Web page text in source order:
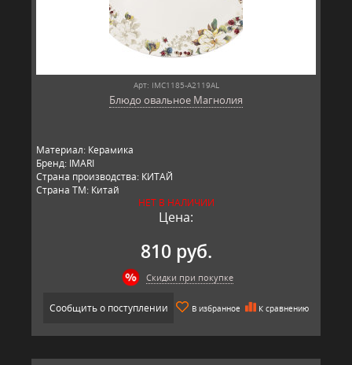
Арт: IMC1185-A2119AL
Блюдо овальное Магнолия
Материал: Керамика
Бренд: IMARI
Страна производства: КИТАЙ
Страна ТМ: Китай
НЕТ В НАЛИЧИИ
Цена:
810 руб.
Скидки при покупке
Сообщить о поступлении В избранное К сравнению